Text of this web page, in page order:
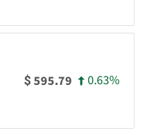
$595.79 0.63%